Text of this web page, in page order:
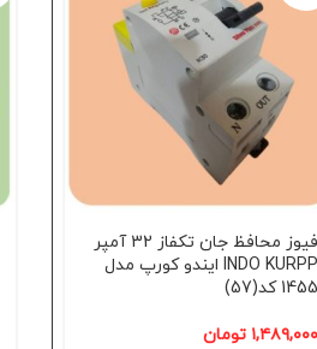
فیوز محافظ جان تکفاز 32 آمپر
INDO KURPP ایندو کورپ مدل
1455 کد(57)
۱,۴۸۹,۰۰۰ تومان